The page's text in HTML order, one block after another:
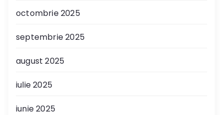
octombrie 2025
septembrie 2025
august 2025
iulie 2025
iunie 2025